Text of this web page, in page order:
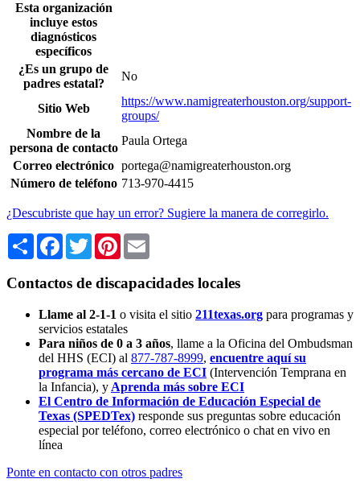
Esta organización
incluye estos
diagnósticos
específicos
¿Es un grupo de
padres estatal?
No
Sitio Web
https://www.namigreaterhouston.org/support-
groups/
Nombre de la
persona de contacto
Paula Ortega
Correo electrónico portega@namigreaterhouston.org
Número de teléfono 713-970-4415
¿Descubriste que hay un error? Sugiere la manera de corregirlo.
Share Facebook
TwitterPinterest
Contactos de discapacidades locales
Llame al 2-1-1 o visita el sitio 211texas.org para programas y
servicios estatales
Para niños de 0 a 3 años, llame a la Oficina del Ombudsman
del HHS (ECI) al 877-787-8999, encuentre aquí su
programa más cercano de ECI (Intervención Temprana en
la Infancia), y Aprenda más sobre ECI
El Centro de Información de Educación Especial de
Texas (SPEDTex) responde sus preguntas sobre educación
especial por teléfono, correo electrónico o chat en vivo en
línea
Ponte en contacto con otros padres